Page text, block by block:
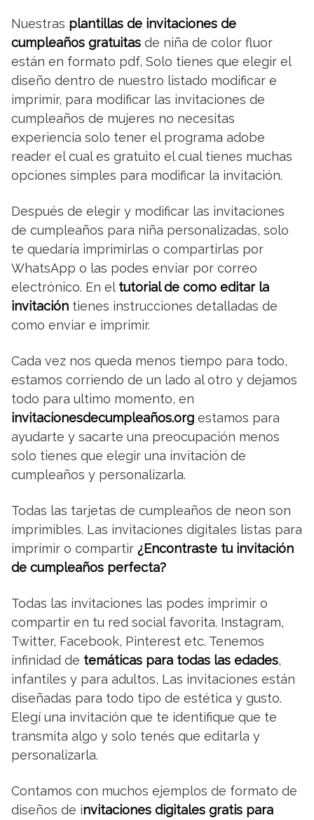
Nuestras plantillas de invitaciones de
cumpleaños gratuitas de niña de color fluor
están en formato pdf, Solo tienes que elegir el
diseño dentro de nuestro listado modificar e
imprimir, para modificar las invitaciones de
cumpleaños de mujeres no necesitas
experiencia solo tener el programa adobe
reader el cual es gratuito el cual tienes muchas
opciones simples para modificar la invitación.
Después de elegir y modificar las invitaciones
de cumpleaños para niña personalizadas, solo
te quedaría imprimirlas o compartirlas por
WhatsApp o las podes enviar por correo
electrónico. En el tutorial de como editar la
invitación tienes instrucciones detalladas de
como enviar e imprimir.
Cada vez nos queda menos tiempo para todo,
estamos corriendo de un lado al otro y dejamos
todo para ultimo momento, en
invitacionesdecumpleaños.org estamos para
ayudarte y sacarte una preocupación menos
solo tienes que elegir una invitación de
cumpleaños y personalizarla.
Todas las tarjetas de cumpleaños de neon son
imprimibles. Las invitaciones digitales listas para
imprimir o compartir ¿Encontraste tu invitación
de cumpleaños perfecta?
Todas las invitaciones las podes imprimir o
compartir en tu red social favorita. Instagram,
Twitter, Facebook, Pinterest etc. Tenemos
infinidad de temáticas para todas las edades,
infantiles y para adultos, Las invitaciones están
diseñadas para todo tipo de estética y gusto.
Elegí una invitación que te identifique que te
transmita algo y solo tenés que editarla y
personalizarla.
Contamos con muchos ejemplos de formato de
diseños de invitaciones digitales gratis para